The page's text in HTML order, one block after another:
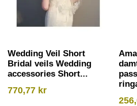
Wedding Veil Short
Bridal veils Wedding
accessories Short...
770,77 kr